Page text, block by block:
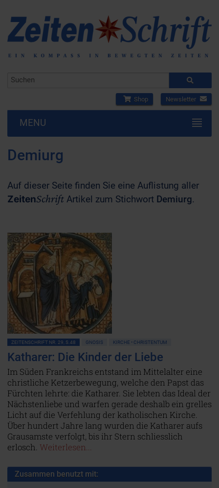
Shop Newsletter
MENU
Demiurg
Auf dieser Seite finden Sie eine Auflistung aller
ZeitenSchrift Artikel zum Stichwort Demiurg.
ZEITENSCHRIFT NR. 29, S.48 GNOSIS KIRCHE • CHRISTENTUM
Katharer: Die Kinder der Liebe
Im Süden Frankreichs entstand im Mittelalter eine
christliche Ketzerbewegung, welche den Papst das
Fürchten lehrte: die Katharer. Sie lebten das Ideal der
Nächstenliebe und warfen gerade deshalb ein grelles
Licht auf die Verfehlung der katholischen Kirche.
Über hundert Jahre lang wurden die Katharer aufs
Grausamste verfolgt, bis ihr Stern schliesslich
erlosch. Weiterlesen...
Zusammen benutzt mit: